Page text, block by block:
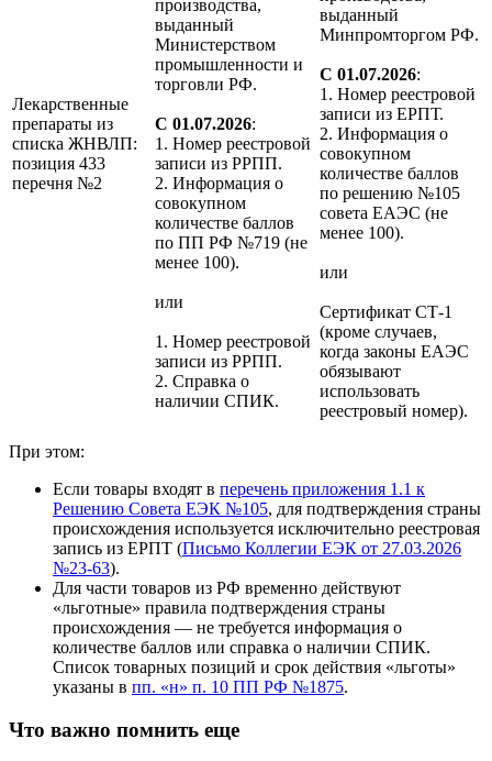
Лекарственные
препараты из
списка ЖНВЛП:
позиция 433
перечня №2
производства,
выданный
Министерством
промышленности и
торговли РФ.
С 01.07.2026:
1. Номер реестровой
записи из РРПП.
2. Информация о
совокупном
количестве баллов
по ПП РФ №719 (не
менее 100).
или
1. Номер реестровой
записи из РРПП.
2. Справка о
наличии СПИК.
выданный
Минпромторгом РФ.
С 01.07.2026:
1. Номер реестровой
записи из ЕРПТ.
2. Информация о
совокупном
количестве баллов
по решению №105
совета ЕАЭС (не
менее 100).
или
Сертификат СТ-1
(кроме случаев,
когда законы ЕАЭС
обязывают
использовать
реестровый номер).
При этом:
Если товары входят в перечень приложения 1.1 к
Решению Совета ЕЭК №105, для подтверждения страны
происхождения используется исключительно реестровая
запись из ЕРПТ (Письмо Коллегии ЕЭК от 27.03.2026
№23-63).
Для части товаров из РФ временно действуют
«льготные» правила подтверждения страны
происхождения — не требуется информация о
количестве баллов или справка о наличии СПИК.
Список товарных позиций и срок действия «льготы»
указаны в пп. «н» п. 10 ПП РФ №1875.
Что важно помнить еще